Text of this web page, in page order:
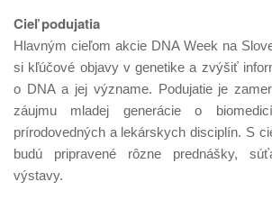
Cieľ podujatia
Hlavným cieľom akcie DNA Week na
si kľúčové objavy v genetike a zvýšiť
o DNA a jej význame. Podujatie je
záujmu mladej generácie o
prírodovedných a lekárskych disciplín. S
budú pripravené rôzne prednášky,
výstavy.